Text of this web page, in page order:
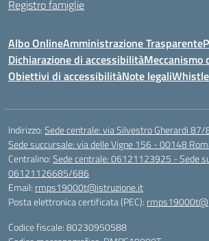
Registro famiglie
Albo OnlineAmministrazione Trasparente
Dichiarazione di accessibilitàMeccanismo
Obiettivi di accessibilitàNote legali
Indirizzo:Sede centrale: via Silvestro Gherardi
Sede succursale: via delle Vigne 156 - 00148
Centralino:Sede centrale: 06121123925 - Sede
06121126685/686
Email: rmps19000t@istruzione.it
Posta elettronica certificata (PEC):
Codice fiscale: 80230950588